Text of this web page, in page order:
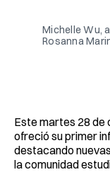
Michelle Wu,
Rosanna
Este martes 28 de
ofreció su primer
destacando
la comunidad